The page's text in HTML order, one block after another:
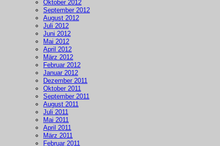
Oktober 2012
September 2012
August 2012
Juli 2012
Juni 2012
Mai 2012
April 2012
März 2012
Februar 2012
Januar 2012
Dezember 2011
Oktober 2011
September 2011
August 2011
Juli 2011
Mai 2011
April 2011
März 2011
Februar 2011